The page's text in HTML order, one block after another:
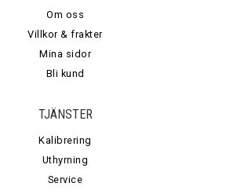
Om oss
Villkor & frakter
Mina sidor
Bli kund
TJÄNSTER
Kalibrering
Uthyrning
Service